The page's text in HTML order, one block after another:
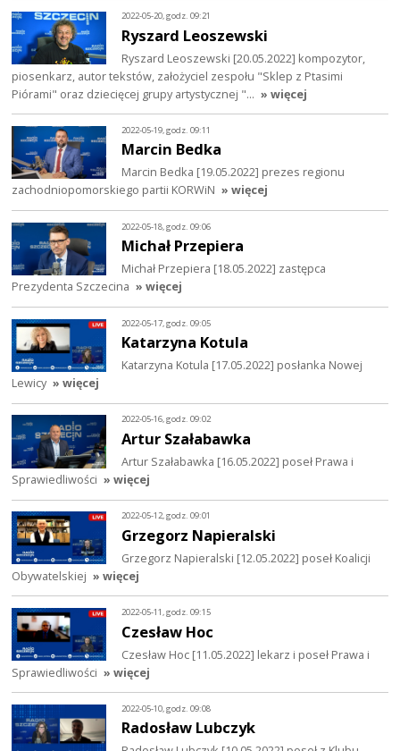
2022-05-20, godz. 09:21
Ryszard Leoszewski
Ryszard Leoszewski [20.05.2022] kompozytor,
piosenkarz, autor tekstów, założyciel zespołu "Sklep z Ptasimi
Piórami" oraz dziecięcej grupy artystycznej "… » więcej
2022-05-19, godz. 09:11
Marcin Bedka
Marcin Bedka [19.05.2022] prezes regionu
zachodniopomorskiego partii KORWiN » więcej
2022-05-18, godz. 09:06
Michał Przepiera
Michał Przepiera [18.05.2022] zastępca
Prezydenta Szczecina » więcej
2022-05-17, godz. 09:05
Katarzyna Kotula
Katarzyna Kotula [17.05.2022] posłanka Nowej
Lewicy » więcej
2022-05-16, godz. 09:02
Artur Szałabawka
Artur Szałabawka [16.05.2022] poseł Prawa i
Sprawiedliwości » więcej
2022-05-12, godz. 09:01
Grzegorz Napieralski
Grzegorz Napieralski [12.05.2022] poseł Koalicji
Obywatelskiej » więcej
2022-05-11, godz. 09:15
Czesław Hoc
Czesław Hoc [11.05.2022] lekarz i poseł Prawa i
Sprawiedliwości » więcej
2022-05-10, godz. 09:08
Radosław Lubczyk